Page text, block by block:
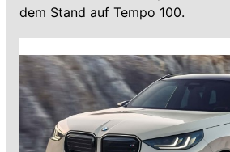
dem Stand auf Tempo 100.